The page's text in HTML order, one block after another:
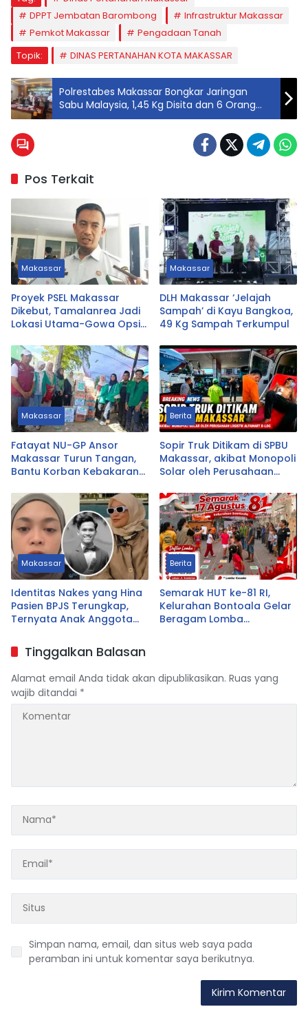
DPPT Jembatan Barombong
Infrastruktur Makassar
Pemkot Makassar
Pengadaan Tanah
Topik:
DINAS PERTANAHAN KOTA MAKASSAR
Polrestabes Makassar Bongkar Jaringan
Sabu Malaysia, 1,45 Kg Disita dan 6 Orang
Ditangkap
Pos Terkait
Makassar
Proyek PSEL Makassar
Dikebut, Tamalanrea Jadi
Lokasi Utama-Gowa Opsi
Makassar
DLH Makassar ‘Jelajah
Sampah’ di Kayu Bangkoa,
49 Kg Sampah Terkumpul
Makassar
Fatayat NU-GP Ansor
Makassar Turun Tangan,
Bantu Korban Kebakaran
Berita
Sopir Truk Ditikam di SPBU
Makassar, akibat Monopoli
Solar oleh Perusahaan
Makassar
Identitas Nakes yang Hina
Pasien BPJS Terungkap,
Ternyata Anak Anggota
Berita
Semarak HUT ke-81 RI,
Kelurahan Bontoala Gelar
Beragam Lomba
Tinggalkan Balasan
Alamat email Anda tidak akan dipublikasikan. Ruas yang
wajib ditandai *
Simpan nama, email, dan situs web saya pada
peramban ini untuk komentar saya berikutnya.